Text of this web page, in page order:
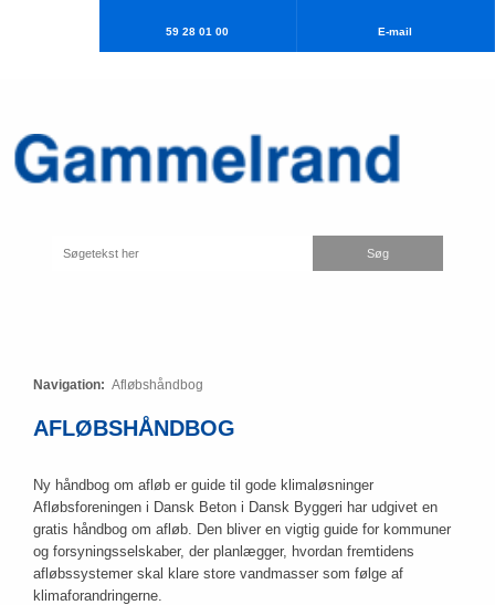
59 28 01 00 E-mail​
Navigation: Afløbshåndbog
AFLØBSHÅNDBOG
​Ny håndbog om afløb er guide til gode klimaløsninger
Afløbsforeningen i Dansk Beton i Dansk Byggeri har udgivet en
gratis håndbog om afløb. Den bliver en vigtig guide for kommuner
og forsyningsselskaber, der planlægger, hvordan fremtidens
afløbssystemer skal klare store vandmasser som følge af
klimaforandringerne.